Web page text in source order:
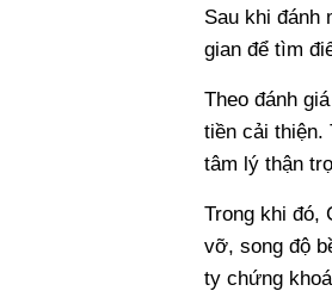
Sau khi đánh
gian để tìm
Theo đánh
tiền cải thiện.
tâm lý thận
Trong khi đó,
vỡ, song độ
ty chứng